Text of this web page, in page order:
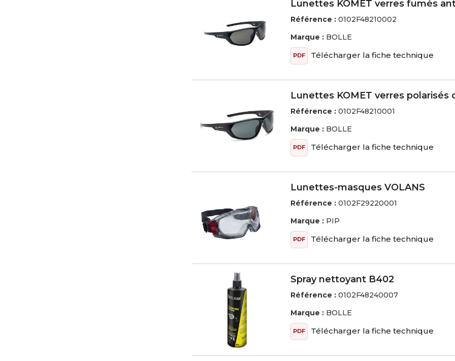
Lunettes KOMET verres fumés
Référence : 0102F48210002
Marque : BOLLE
PDF Télécharger la fiche technique
Lunettes KOMET verres polarisés
Référence : 0102F48210001
Marque : BOLLE
PDF Télécharger la fiche technique
Lunettes-masques VOLANS
Référence : 0102F29220001
Marque : PIP
PDF Télécharger la fiche technique
Spray nettoyant B402
Référence : 0102F48240007
Marque : BOLLE
PDF Télécharger la fiche technique